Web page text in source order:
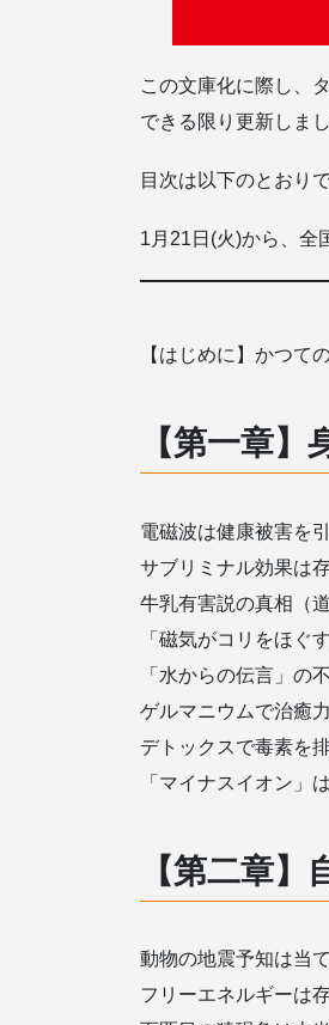
この文庫化に際し、
できる限り更新しまし
目次は以下のとおりで
1月21日(火)から、全
【はじめに】かつて
【第一章
電磁波は健康被害を
サブリミナル効果は
牛乳有害説の真相（道
「磁気がコリをほぐ
「水からの伝言」の
ゲルマニウムで治癒
デトックスで毒素を
「マイナスイオン」
【第二章
動物の地震予知は当
フリーエネルギーは